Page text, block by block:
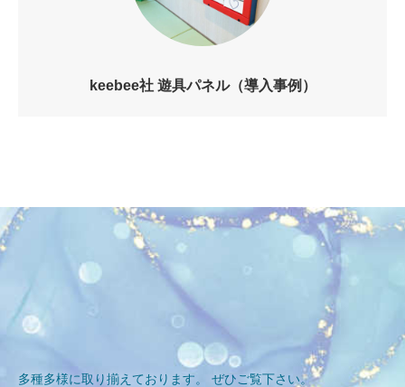
keebee社 遊具パネル（導入事例）
多種多様に取り揃えております。 ぜひご覧下さい。